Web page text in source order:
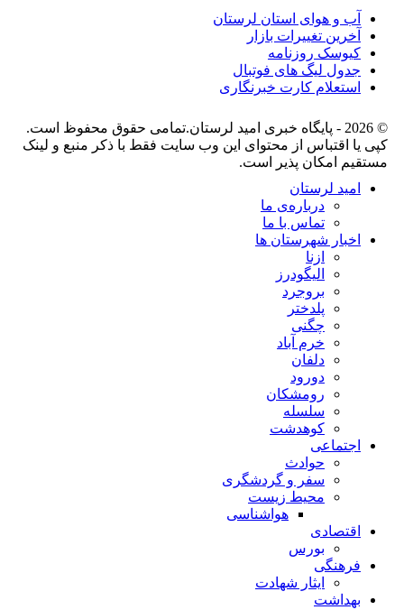
آب و هوای استان لرستان
آخرین تغییرات بازار
کیوسک روزنامه
جدول لیگ های فوتبال
استعلام کارت خبرنگاری
© 2026 - پایگاه خبری اميد لرستان.تمامی حقوق محفوظ است.
کپی یا اقتباس از محتوای این وب سایت فقط با ذکر منبع و لینک
مستقیم امکان پذیر است.
امید لرستان
درباره‌ی ما
تماس با ما
اخبار شهرستان ها
ازنا
الیگودرز
بروجرد
پلدختر
چگنی
خرم آباد
دلفان
دورود
رومشکان
سلسله
کوهدشت
اجتماعی
حوادث
سفر و گردشگری
محیط زیست
هواشناسی
اقتصادی
بورس
فرهنگی
ایثار شهادت
بهداشت